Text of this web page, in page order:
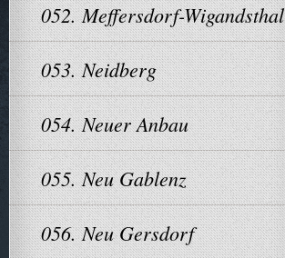
052. Meffersdorf-Wigandsthal
053. Neidberg
054. Neuer Anbau
055. Neu Gablenz
056. Neu Gersdorf